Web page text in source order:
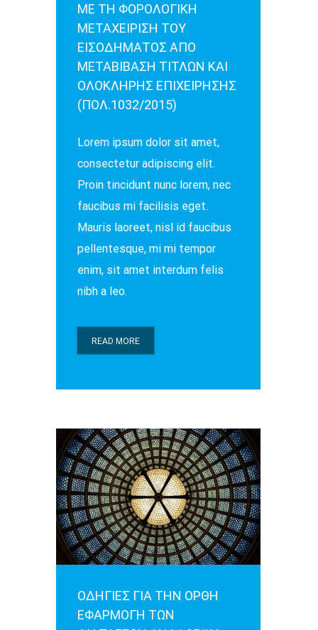
ΜΕ ΤΗ ΦΟΡΟΛΟΓΙΚΗ
ΜΕΤΑΧΕΙΡΙΣΗ ΤΟΥ
ΕΙΣΟΔΗΜΑΤΟΣ ΑΠΟ
ΜΕΤΑΒΙΒΑΣΗ ΤΙΤΛΩΝ ΚΑΙ
ΟΛΟΚΛΗΡΗΣ ΕΠΙΧΕΙΡΗΣΗΣ
(ΠΟΛ.1032/2015)
Lorem ipsum dolor sit amet,
consectetur adipiscing elit.
Proin tincidunt nunc lorem, nec
faucibus mi facilisis eget.
Mauris laoreet, nisl id faucibus
pellentesque, mi mi tempor
enim, sit amet interdum felis
nibh a leo.
READ MORE
ΟΔΗΓΙΕΣ ΓΙΑ ΤΗΝ ΟΡΘΗ
ΕΦΑΡΜΟΓΗ ΤΩΝ